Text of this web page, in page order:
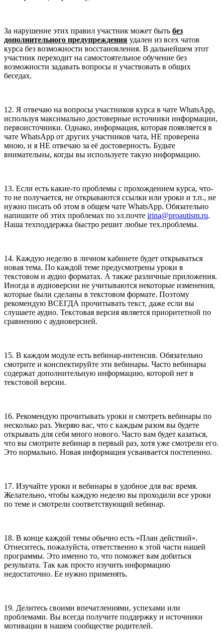
За нарушение этих правил участник может быть без
дополнительного предупреждения удален из всех чатов
курса без возможности восстановления. В дальнейшем этот
участник переходит на самостоятельное обучение без
возможности задавать вопросы и участвовать в общих
беседах.
12. Я отвечаю на вопросы участников курса в чате WhatsApp,
используя максимально достоверные источники информации,
первоисточники. Однако, информация, которая появляется в
чате WhatsApp от других участников чата, НЕ проверена
мною, и я НЕ отвечаю за её достоверность. Будьте
внимательны, когды вы используете такую информацию.
13. Если есть какие-то проблемы с прохождением курса, что-
то не получается, не открываются ссылки или уроки и т.п., не
нужно писать об этом в общем чате WhatsApp. Обязательно
напишите об этих проблемах по эл.почте irina@proautism.ru.
Наша техподдержка быстро решит любые тех.проблемы.
14. Каждую неделю в личном кабинете будет открываться
новая тема. По каждой теме предусмотрены уроки в
текстовом и аудио форматах. А также различные приложения.
Иногда в аудиоверсии не учитываются некоторые изменения,
которые были сделаны в текстовом формате. Поэтому
рекомендую ВСЕГДА прочитывать текст, даже если вы
слушаете аудио. Текстовая версия является приоритетной по
сравнению с аудиоверсией.
15. В каждом модуле есть вебинар-интенсив. Обязательно
смотрите и конспектируйте эти вебинары. Часто вебинары
содержат дополнительную информацию, которой нет в
текстовой версии.
16. Рекомендую прочитывать уроки и смотреть вебинары по
несколько раз. Уверяю вас, что с каждым разом вы будете
открывать для себя много нового. Часто вам будет казаться,
что вы смотрите вебинар в первый раз, хотя уже смотрели его.
Это нормально. Новая информация усваивается постепенно.
17. Изучайте уроки и вебинары в удобное для вас время.
Желательно, чтобы каждую неделю вы проходили все уроки
по теме и смотрели соответствующий вебинар.
18. В конце каждой темы обычно есть «План действий».
Отнеситесь, пожалуйста, ответственно к этой части нашей
программы. Это именно то, что поможет вам добиться
результата. Так как просто изучить информацию
недостаточно. Ее нужно применять.
19. Делитесь своими впечатлениями, успехами или
проблемами. Вы всегда получите поддержку и источники
мотивации в нашем сообществе родителей.